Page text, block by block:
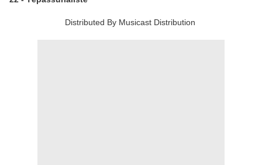
Distributed By Musicast Distribution